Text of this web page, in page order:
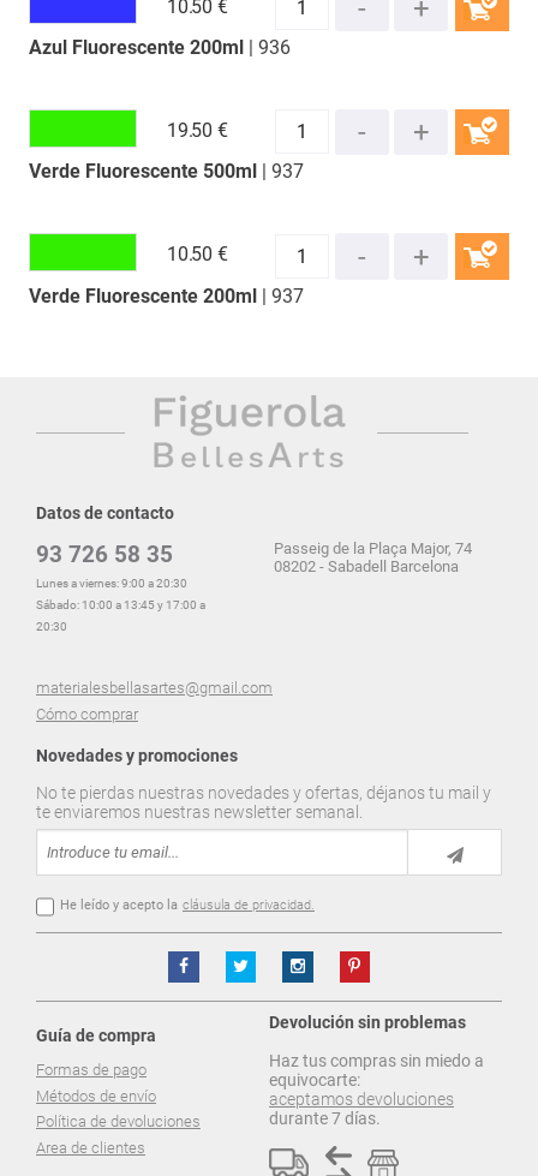
Azul Fluorescente 200ml| 936
10.50 €
Verde Fluorescente 500ml | 937
19.50 €
Verde Fluorescente 200ml| 937
10.50 €
Datos de contacto
93 726 58 35
Lunes a viernes: 9:00 a 20:30
Sábado: 10:00 a 13:45 y 17:00 a
20:30
materialesbellasartes@gmail.com
Cómo comprar
Passeig de la Plaça Major, 74
08202 - Sabadell Barcelona
Novedades y promociones
No te pierdas nuestras novedades y ofertas, déjanos tu mail y
te enviaremos nuestras newsletter semanal.
He leído y acepto la cláusula de privacidad.
Guía de compra
Formas de pago
Métodos de envío
Política de devoluciones
Area de clientes
Devolución sin problemas
Haz tus compras sin miedo a
equivocarte:
aceptamos devoluciones
durante 7 días.